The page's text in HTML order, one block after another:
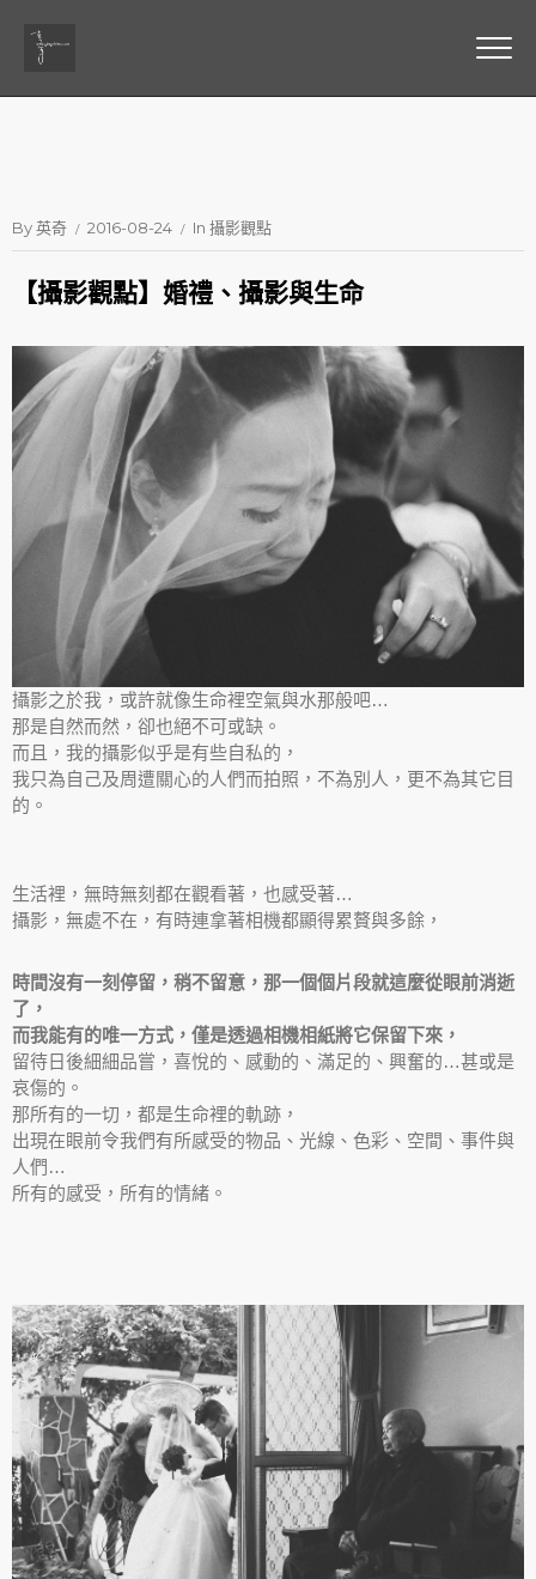
By英奇 2016-08-24 In 攝影觀點
【攝影觀點】婚禮、攝影與生命
攝影之於我，或許就像生命裡空氣與水那般吧…
那是自然而然，卻也絕不可或缺。
而且，我的攝影似乎是有些自私的，
我只為自己及周遭關心的人們而拍照，不為別人，更不為其它目
的。
生活裡，無時無刻都在觀看著，也感受著…
攝影，無處不在，有時連拿著相機都顯得累贅與多餘，
時間沒有一刻停留，稍不留意，那一個個片段就這麼從眼前消逝
了，
而我能有的唯一方式，僅是透過相機相紙將它保留下來，
留待日後細細品嘗，喜悅的、感動的、滿足的、興奮的…甚或是
哀傷的。
那所有的一切，都是生命裡的軌跡，
出現在眼前令我們有所感受的物品、光線、色彩、空間、事件與
人們…
所有的感受，所有的情緒。